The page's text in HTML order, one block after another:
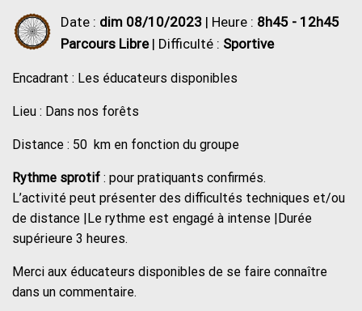
Date : dim 08/10/2023 | Heure : 8h45 - 12h45
Parcours Libre| Difficulté : Sportive
Encadrant : Les éducateurs disponibles
Lieu : Dans nos forêts
Distance : 50 km en fonction du groupe
Rythme sprotif : pour pratiquants confirmés.
L’activité peut présenter des difficultés techniques et/ou
de distance |Le rythme est engagé à intense |Durée
supérieure 3 heures.
Merci aux éducateurs disponibles de se faire connaître
dans un commentaire.